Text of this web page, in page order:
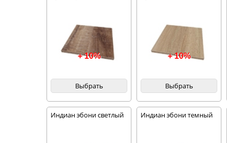
+ 10%
Выбрать
+ 10%
Выбрать
Индиан эбони светлый Индиан эбони темный